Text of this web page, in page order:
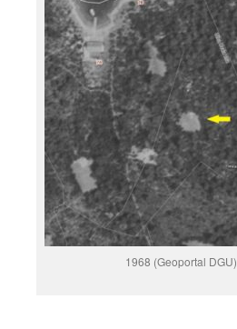
1968 (Geoportal DGU)